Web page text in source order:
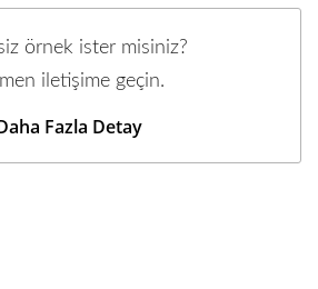
örnek ister misiniz?
iletişime geçin.
Fazla Detay